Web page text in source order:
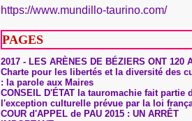
https://www.mundillo-taurino.com/
PAGES
2017 - LES ARÈNES DE BÉZIERS ONT 120
Charte pour les libertés et la diversité des
: la parole aux Maires
CONSEIL D'ÉTAT la tauromachie fait partie
l'exception culturelle prévue par la loi
COUR d'APPEL de PAU 2015 : UN ARRÊT